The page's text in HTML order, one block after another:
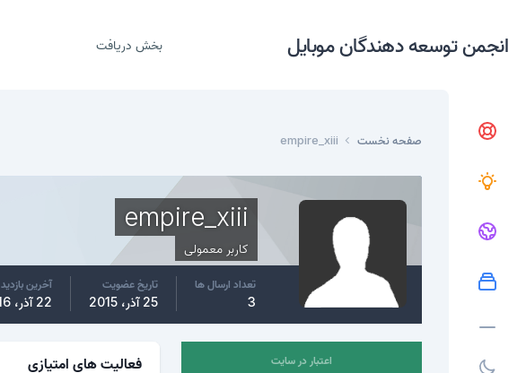
انجمن توسعه دهندگان موبایل بخش دریافت
صفحه نخست empire_xiii
empire_xiii
کاربر معمولی
تعداد ارسال ها
3
تاریخ عضویت
25 آذر، 2015
آخرین بازدید
22 آذر، 2016
اعتبار در سایت فعالیت های امتیازی